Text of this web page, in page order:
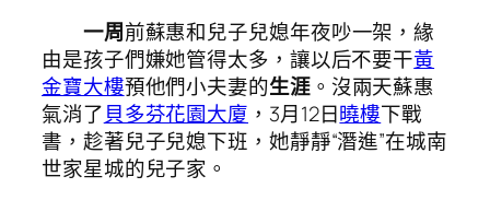
一周前蘇惠和兒子兒媳年夜吵一架，緣
由是孩子們嫌她管得太多，讓以后不要干黃
金寶大樓預他們小夫妻的生涯。沒兩天蘇惠
氣消了貝多芬花園大廈 ，3月12日曉樓下戰
書，趁著兒子兒媳下班，她靜靜“潛進”在城南
世家星城的兒子家。